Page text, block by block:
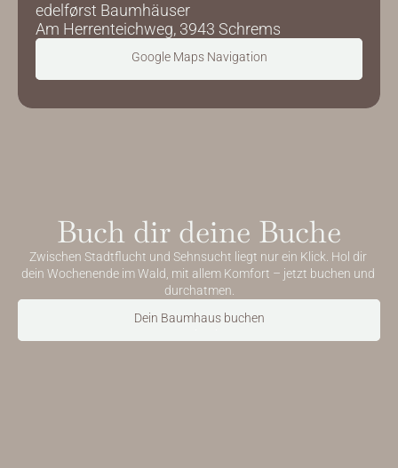
edelførst Baumhäuser
Am Herrenteichweg, 3943 Schrems
Google Maps Navigation
Buch dir deine Buche
Zwischen Stadtflucht und Sehnsucht liegt nur ein Klick. Hol dir
dein Wochenende im Wald, mit allem Komfort – jetzt buchen und
durchatmen.
Dein Baumhaus buchen